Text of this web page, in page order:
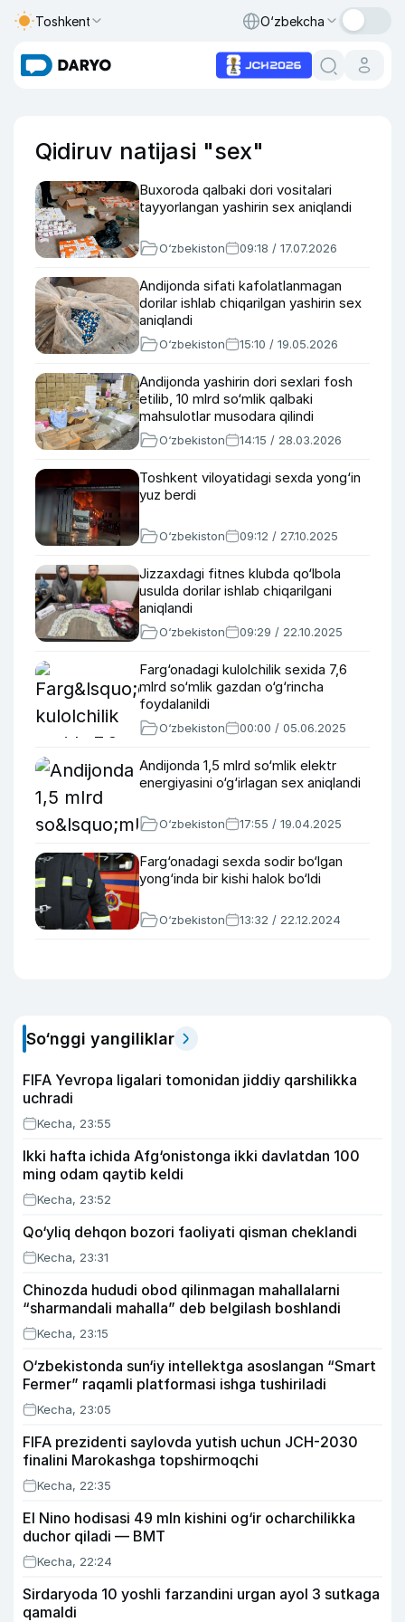
Toshkent O‘zbekcha
Qidiruv natijasi "sex"
Buxoroda qalbaki dori vositalari
tayyorlangan yashirin sex aniqlandi
O‘zbekiston 09:18 / 17.07.2026
Andijonda sifati kafolatlanmagan
dorilar ishlab chiqarilgan yashirin sex
aniqlandi
O‘zbekiston 15:10 / 19.05.2026
Andijonda yashirin dori sexlari fosh
etilib, 10 mlrd so‘mlik qalbaki
mahsulotlar musodara qilindi
O‘zbekiston 14:15 / 28.03.2026
Toshkent viloyatidagi sexda yong‘in
yuz berdi
O‘zbekiston 09:12 / 27.10.2025
Jizzaxdagi fitnes klubda qo‘lbola
usulda dorilar ishlab chiqarilgani
aniqlandi
O‘zbekiston 09:29 / 22.10.2025
Farg‘onadagi kulolchilik sexida 7,6
mlrd so‘mlik gazdan o‘g‘rincha
foydalanildi
O‘zbekiston 00:00 / 05.06.2025
Andijonda 1,5 mlrd so‘mlik elektr
energiyasini o‘g‘irlagan sex aniqlandi
O‘zbekiston 17:55 / 19.04.2025
Farg‘onadagi sexda sodir bo‘lgan
yong‘inda bir kishi halok bo‘ldi
O‘zbekiston 13:32 / 22.12.2024
So‘nggi yangiliklar
FIFA Yevropa ligalari tomonidan jiddiy qarshilikka
uchradi
Kecha, 23:55
Ikki hafta ichida Afg‘onistonga ikki davlatdan 100
ming odam qaytib keldi
Kecha, 23:52
Qo‘yliq dehqon bozori faoliyati qisman cheklandi
Kecha, 23:31
Chinozda hududi obod qilinmagan mahallalarni
“sharmandali mahalla” deb belgilash boshlandi
Kecha, 23:15
O‘zbekistonda sun‘iy intellektga asoslangan “Smart
Fermer” raqamli platformasi ishga tushiriladi
Kecha, 23:05
FIFA prezidenti saylovda yutish uchun JCH-2030
finalini Marokashga topshirmoqchi
Kecha, 22:35
El Nino hodisasi 49 mln kishini og‘ir ocharchilikka
duchor qiladi — BMT
Kecha, 22:24
Sirdaryoda 10 yoshli farzandini urgan ayol 3 sutkaga
qamaldi